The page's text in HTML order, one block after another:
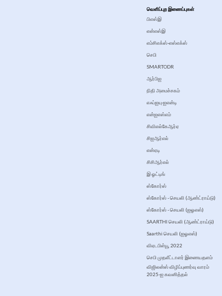
வெளிப்புற இணைப்புகள்
பிஎஸ்இ
என்எஸ்இ
எம்சிஎக்ஸ்-எஸ்எக்ஸ்
செபி
SMARTODR
ஆர்பிஐ
நிதி அமைச்சகம்
எஃப்ஐயு-ஐஎன்டி
என்ஐஎஸ்எம்
சிவிஎல்கேஆர்ஏ
சிஐஆர்எல்
என்ஏடி
சிசிஆர்எல்
இ ஓட்டிங்
ஸ்கோர்ஸ்
ஸ்கோர்ஸ் - செயலி (ஆண்ட்ராய்டு)
ஸ்கோர்ஸ் - செயலி (ஐஓஎஸ்)
SAARTHI செயலி (ஆண்ட்ராய்டு)
Saarthi செயலி (ஐஓஎஸ்)
விஏடபிள்யூ 2022
செபி முதலீட்டாளர் இணையதளம்
விஜிலன்ஸ் விழிப்புணர்வு வாரம்
2025-ஐ கவனித்தல்